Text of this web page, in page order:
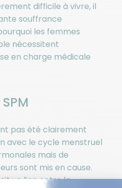
difficile à vivre, il
souffrance
les femmes
nécessitent
en charge médicale
pas été clairement
avec le cycle menstruel
mais de
sont mis en cause.
un lien entre la